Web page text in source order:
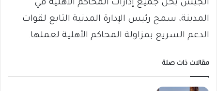
الجيش بحل جميع إدارات المحاكم الأهلية في
المدينة، سمح رئيس الإدارة المدنية التابع لقوات
الدعم السريع بمزاولة المحاكم الأهلية لعملها.
مقالات ذات صلة